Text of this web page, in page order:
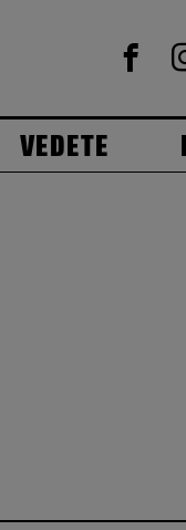
VEDETE